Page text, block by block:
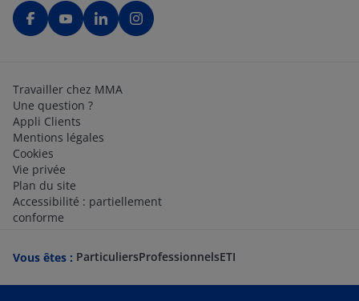
Travailler chez MMA
Une question ?
Appli Clients
Mentions légales
Cookies
Vie privée
Plan du site
Accessibilité : partiellement
conforme
Vous êtes : ParticuliersProfessionnelsETI